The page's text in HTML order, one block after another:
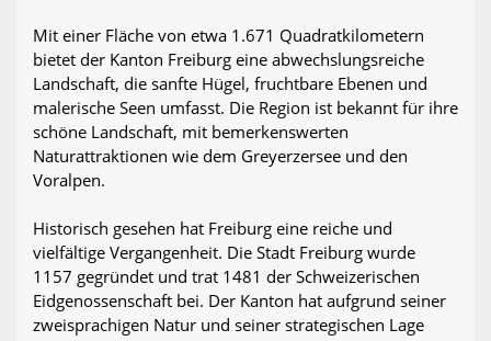
Mit einer Fläche von etwa 1.671 Quadratkilometern
bietet der Kanton Freiburg eine abwechslungsreiche
Landschaft, die sanfte Hügel, fruchtbare Ebenen und
malerische Seen umfasst. Die Region ist bekannt für ihre
schöne Landschaft, mit bemerkenswerten
Naturattraktionen wie dem Greyerzersee und den
Voralpen.
Historisch gesehen hat Freiburg eine reiche und
vielfältige Vergangenheit. Die Stadt Freiburg wurde
1157 gegründet und trat 1481 der Schweizerischen
Eidgenossenschaft bei. Der Kanton hat aufgrund seiner
zweisprachigen Natur und seiner strategischen Lage